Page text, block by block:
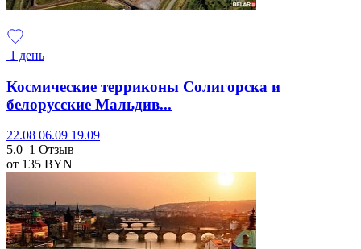
1 день
Космические терриконы Солигорска и
белорусские Мальдив...
22.08 06.09 19.09
5.0 1 Отзыв
от 135 BYN